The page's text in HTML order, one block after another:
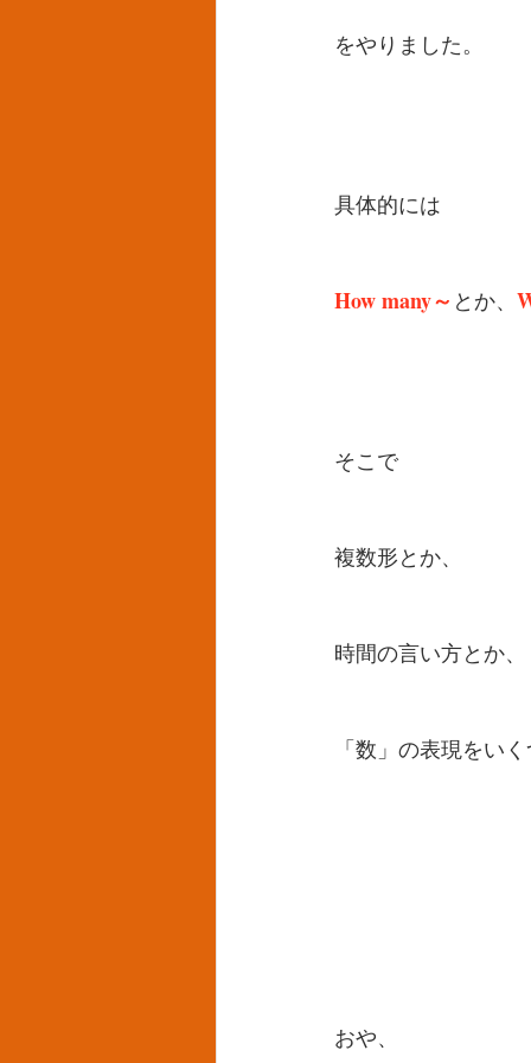
をやりました。
具体的には
How many～ とか、
そこで
複数形とか、
時間の言い方とか、
「数」の表現をい
おや、